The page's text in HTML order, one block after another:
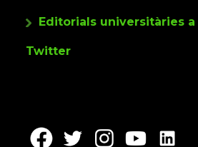
Editorials universitàries a
Twitter